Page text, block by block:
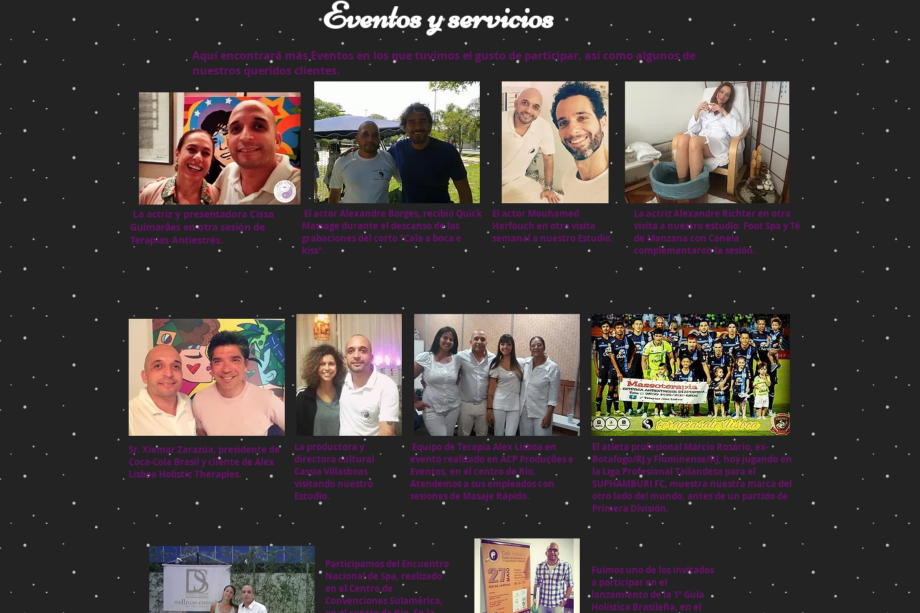
Eventos y servicios
Aquí encontrará más Eventos en los que tuvimos el gusto de participar, así como algunos de
nuestros queridos clientes.
La actriz y presentadora Cissa
Guimarães en otra sesión de
Terapias Antiestrés.
El actor Alexandre Borges, recibió Quick
Massage durante el descanso de las
grabaciones del corto "Cala a boca e
kiss".
El actor Mouhamed
Harfouch en otra visita
semanal a nuestro Estudio.
La actriz Alexandre Richter en otra
visita a nuestro estudio. Foot Spa y Té
de Manzana con Canela
complementaron la sesión.
Sr. Xiemar Zarazúa, presidente de
Coca-Cola Brasil y cliente de Alex
Lisboa Holistic Therapies.
La productora y
directora cultural
Cassia Villasboas
visitando nuestro
Estudio.
Equipo de Terapia Alex Lisboa en
evento realizado en ACP Produções e
Eventos, en el centro de Rio.
Atendemos a sus empleados con
sesiones de Masaje Rápido.
El atleta profesional Márcio Rosário, ex-
Botafogo/RJ y Fluminense/RJ, hoy jugando en
la Liga Profesional Tailandesa para el
SUPHAMBURI FC, muestra nuestra marca del
otro lado del mundo, antes de un partido de
Primera División.
Participamos del Encuentro
Nacional de Spa, realizado
en el Centro de
Convenciones Sulamérica,
Fuimos uno de los invitados
a participar en el
lanzamiento de la 1ª Guía
Holística Brasileña, en el